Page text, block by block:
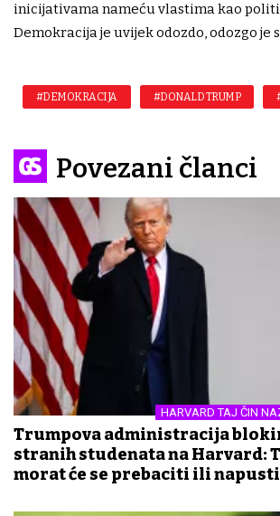
inicijativama nameću vlastima kao
Demokracija je uvijek odozdo, odozgo je
#DEMOKRACIJA #DONALD TRUMP
Povezani članci
HARVARD TAJ ČIN
Trumpova administracija
stranih studenata na Harvard:
morat će se prebaciti ili